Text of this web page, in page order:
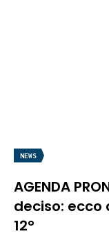
NEWS
AGENDA
deciso: ecco
12°